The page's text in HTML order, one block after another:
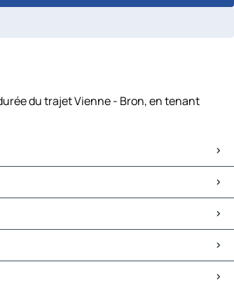
du trajet Vienne - Bron, en tenant